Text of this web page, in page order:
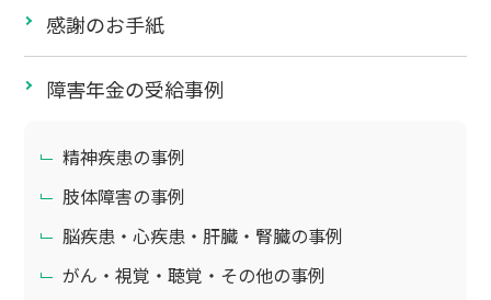
感謝のお手紙
障害年金の受給事例
精神疾患の事例
肢体障害の事例
脳疾患・心疾患・肝臓・腎臓の事例
がん・視覚・聴覚・その他の事例